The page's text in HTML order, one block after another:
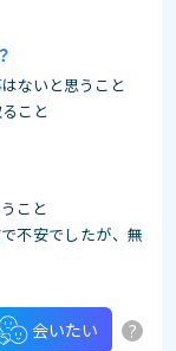
ないと思うこと
こと
こと
不安でしたが、無
会いたい ?